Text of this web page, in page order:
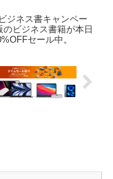
ジネス書キャンペー
ビジネス書籍が本日
セール中。